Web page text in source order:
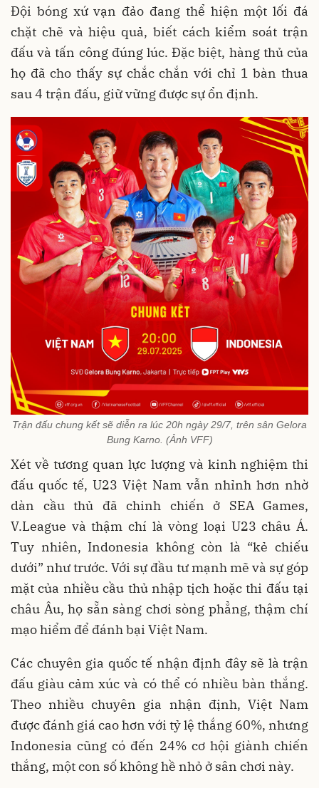
Đội bóng xứ vạn đảo đang thể hiện một lối đá
chặt chẽ và hiệu quả, biết cách kiểm soát trận
đấu và tấn công đúng lúc. Đặc biệt, hàng thủ của
họ đã cho thấy sự chắc chắn với chỉ 1 bàn thua
sau 4 trận đấu, giữ vững được sự ổn định.
Trận đấu chung kết sẽ diễn ra lúc 20h ngày 29/7, trên sân Gelora
Bung Karno. (Ảnh VFF)
Xét về tương quan lực lượng và kinh nghiệm thi
đấu quốc tế, U23 Việt Nam vẫn nhỉnh hơn nhờ
dàn cầu thủ đã chinh chiến ở SEA Games,
V.League và thậm chí là vòng loại U23 châu Á.
Tuy nhiên, Indonesia không còn là “kẻ chiếu
dưới” như trước. Với sự đầu tư mạnh mẽ và sự góp
mặt của nhiều cầu thủ nhập tịch hoặc thi đấu tại
châu Âu, họ sẵn sàng chơi sòng phẳng, thậm chí
mạo hiểm để đánh bại Việt Nam.
Các chuyên gia quốc tế nhận định đây sẽ là trận
đấu giàu cảm xúc và có thể có nhiều bàn thắng.
Theo nhiều chuyên gia nhận định, Việt Nam
được đánh giá cao hơn với tỷ lệ thắng 60%, nhưng
Indonesia cũng có đến 24% cơ hội giành chiến
thắng, một con số không hề nhỏ ở sân chơi này.